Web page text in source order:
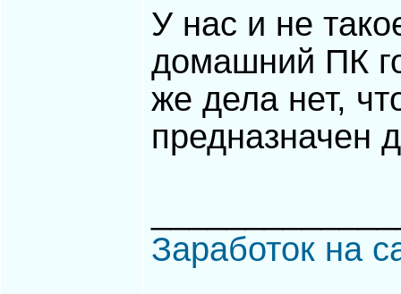
У нас и не
домашний ПК
же дела нет,
предназначен
Заработок на